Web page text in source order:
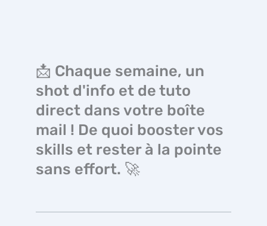
📩 Chaque semaine, un
shot d'info et de tuto
direct dans votre boîte
mail ! De quoi booster vos
skills et rester à la pointe
sans effort. 🚀